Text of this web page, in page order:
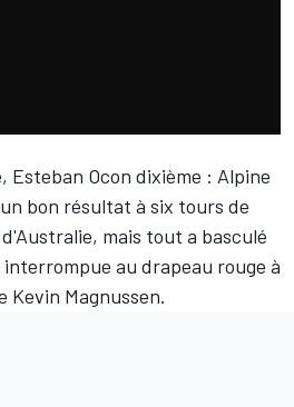
Esteban Ocon dixième : Alpine
bon résultat à six tours de
mais tout a basculé
au drapeau rouge à
Kevin Magnussen.